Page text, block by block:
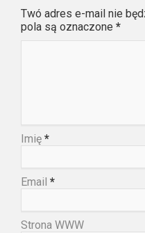
Twó adres e-mail nie
pola są oznaczone *
Imię *
Email *
Strona WWW